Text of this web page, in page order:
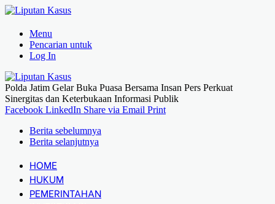
Menu
Pencarian untuk
Log In
Polda Jatim Gelar Buka Puasa Bersama Insan Pers Perkuat
Sinergitas dan Keterbukaan Informasi Publik
Facebook LinkedIn Share via Email Print
Berita sebelumnya
Berita selanjutnya
HOME
HUKUM
PEMERINTAHAN